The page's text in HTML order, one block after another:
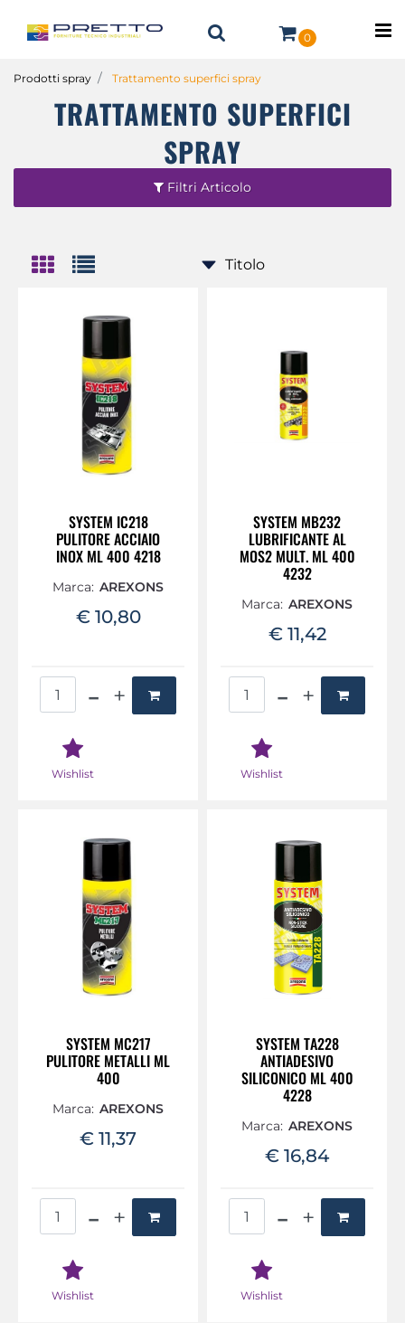
0
Prodotti spray Trattamento superfici spray
TRATTAMENTO SUPERFICI
SPRAY
Filtri Articolo
SYSTEM IC218
PULITORE ACCIAIO
INOX ML 400 4218
Marca: AREXONS
€ 10,80
Wishlist
SYSTEM MB232
LUBRIFICANTE AL
MOS2 MULT. ML 400
4232
Marca: AREXONS
€ 11,42
Wishlist
SYSTEM MC217
PULITORE METALLI ML
400
Marca: AREXONS
€ 11,37
Wishlist
SYSTEM TA228
ANTIADESIVO
SILICONICO ML 400
4228
Marca: AREXONS
€ 16,84
Wishlist